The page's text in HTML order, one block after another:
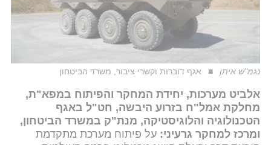
נגמ"ש איתן אגף דוברות וקשרי ציבור, משרד הביטחון
אלביט מערכות, יחידת המחקר והפיתוח במפא"ת,
מחלקת אמל"ח בזרוע היבשה, חט"ל באגף
הטכנולוגיה והלוגיסטיקה, מנת"ק במשרד הביטחון,
ומרכז למחקר גרעיני: על פיתוח מערכת מתקדמת